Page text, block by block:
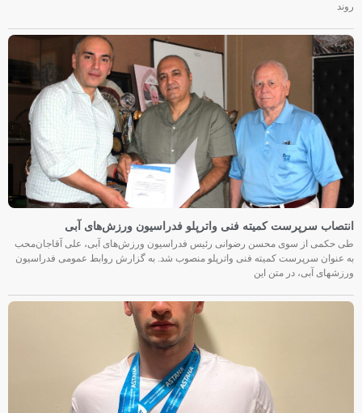
روند
انتصاب سرپرست کمیته فنی واترپلو فدراسیون ورزش‌های آبی
طی حکمی از سوی محسن رضوانی رئیس فدراسیون ورزش‌های آبی، علی آقاجان‌محب
به عنوان سرپرست کمیته فنی واترپلو منصوب شد. به گزارش روابط عمومی فدراسیون
ورزشهای آبی، در متن این